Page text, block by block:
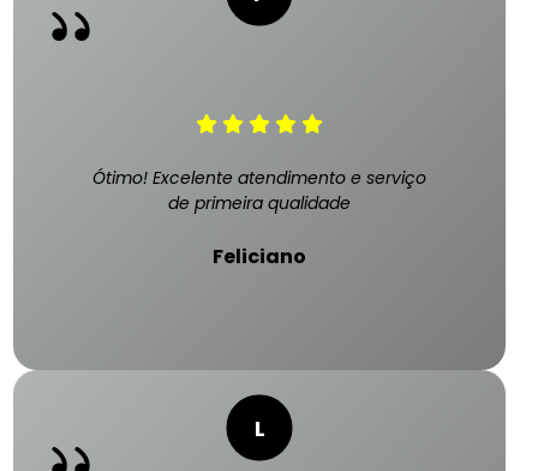
Ótimo! Excelente atendimento e serviço
de primeira qualidade
Feliciano